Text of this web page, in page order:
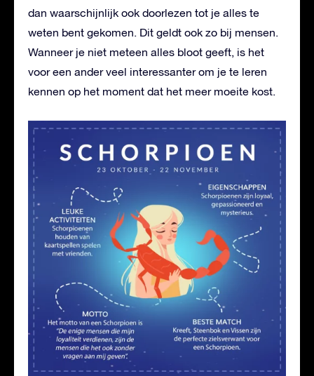
dan waarschijnlijk ook doorlezen tot je alles te
weten bent gekomen. Dit geldt ook zo bij mensen.
Wanneer je niet meteen alles bloot geeft, is het
voor een ander veel interessanter om je te leren
kennen op het moment dat het meer moeite kost.